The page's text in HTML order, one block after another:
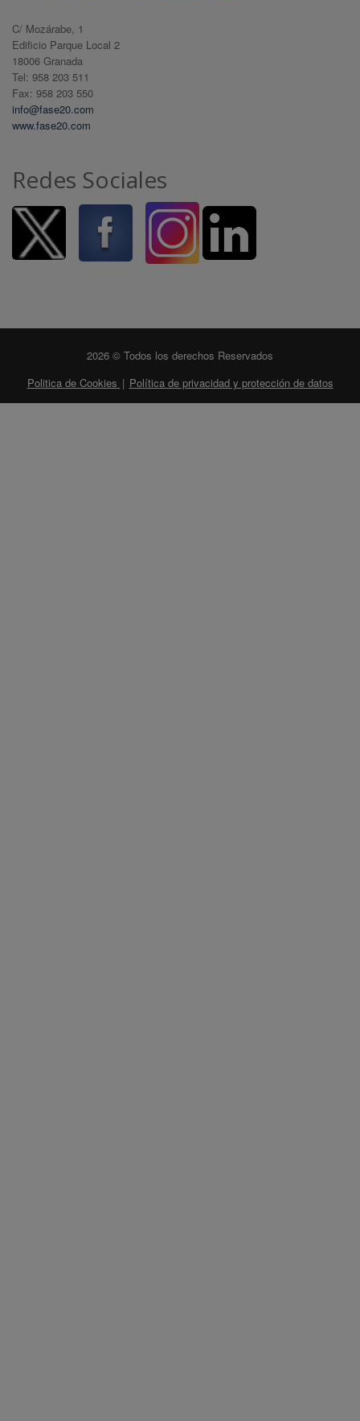
C/ Mozárabe, 1
Edificio Parque Local 2
18006 Granada
Tel: 958 203 511
Fax: 958 203 550
info@fase20.com
www.fase20.com
Redes Sociales
2026 © Todos los derechos Reservados
Politica de Cookies | Política de privacidad y protección de datos